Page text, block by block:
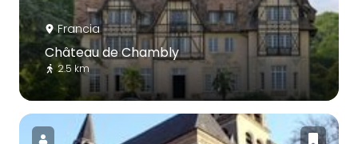
Francia
Château de Chambly
2.5 km